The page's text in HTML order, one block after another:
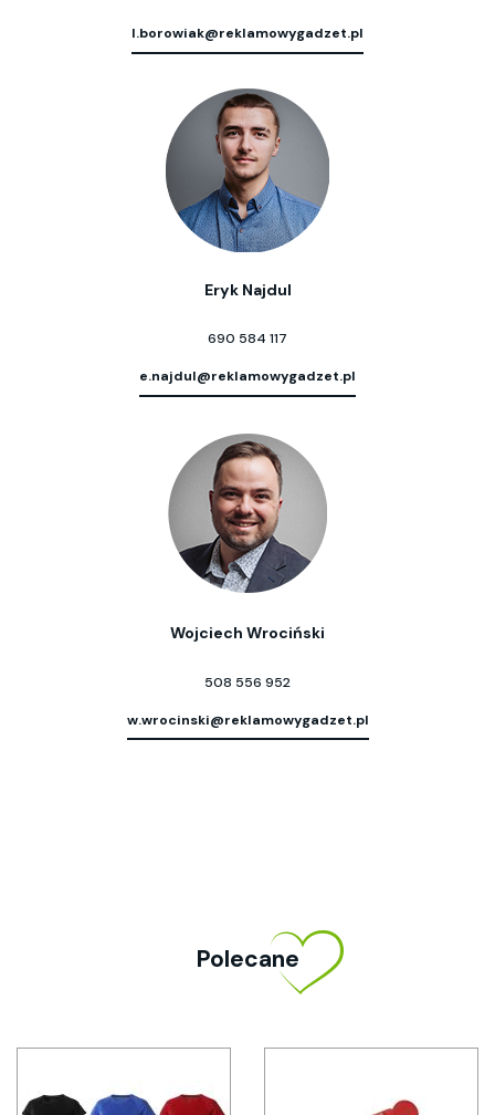
l.borowiak@reklamowygadzet.pl
Eryk Najdul
690 584 117
e.najdul@reklamowygadzet.pl
Wojciech Wrociński
508 556 952
w.wrocinski@reklamowygadzet.pl
Polecane